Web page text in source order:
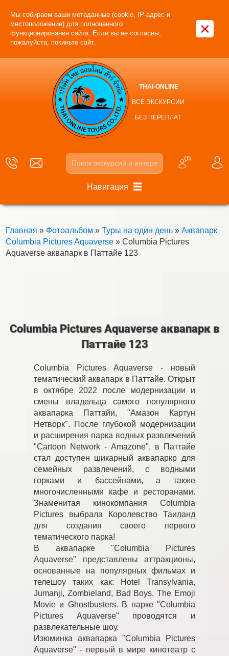
Мы собираем ваши метаданные (cookie, IP-адрес и
местоположение) для полноценного
функционирования сайта. Если вы не согласны,
пожалуйста, покиньте сайт.
×
THAI-ONLINE
ВСЕ ЭКСКУРСИИ
БЕЗ ПЕРЕПЛАТ
Навигация
Главная » Фотоальбом » Туры на один день» Аквапарк
Columbia Pictures Aquaverse» Columbia Pictures
Aquaverse аквапарк в Паттайе 123
Columbia Pictures Aquaverse аквапарк в
Паттайе 123
Columbia Pictures Aquaverse - новый
тематический аквапарк в Паттайе. Открыт
в октябре 2022 после модернизации и
смены владельца самого популярного
аквапарка Паттайи, "Амазон Картун
Нетворк". После глубокой модернизации
и расширения парка водных развлечений
"Cartoon Network - Amazone", в Паттайе
стал доступен шикарный аквапаркр для
семейных развлечений, с водными
горками и бассейнами, а также
многочисленными кафе и ресторанами.
Знаменитая кинокомпания Columbia
Pictures выбрала Королевство Таиланд
для создания своего первого
тематического парка!
В аквапарке "Columbia Pictures
Aquaverse" представлены аттракционы,
основанные на популярных фильмах и
телешоу таких как: Hotel Transylvania,
Jumanji, Zombieland, Bad Boys, The Emoji
Movie и Ghostbusters. В парке "Columbia
Pictures Aquaverse" проводятся и
развлекательные шоу.
Изюминка аквапарка "Columbia Pictures
Aquaverse" - первый в мире кинотеатр с